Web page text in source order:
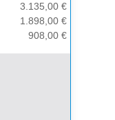
3.135,00 €
1.898,00 €
908,00 €